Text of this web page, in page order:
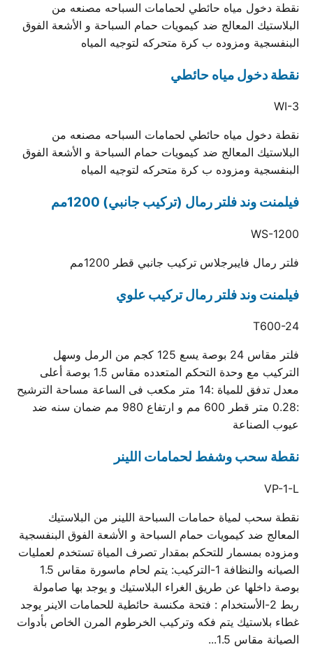
نقطة دخول مياه حائطي لحمامات السباحه مصنعه من
البلاستيك المعالج ضد كيمويات حمام السباحة و الأشعة الفوق
البنفسجية ومزوده ب كرة متحركه لتوجيه المياه
نقطة دخول مياه حائطي
WI-3
نقطة دخول مياه حائطي لحمامات السباحه مصنعه من
البلاستيك المعالج ضد كيمويات حمام السباحة و الأشعة الفوق
البنفسجية ومزوده ب كرة متحركه لتوجيه المياه
فيلمنت وند فلتر رمال (تركيب جانبي) 1200مم
WS-1200
فلتر رمال فايبرجلاس تركيب جانبي قطر 1200مم
فيلمنت وند فلتر رمال تركيب علوي
T600-24
فلتر مقاس 24 بوصة يسع 125 كجم من الرمل وسهل
التركيب مع وحدة التحكم المتعدده مقاس 1.5 بوصة أعلى
معدل تدفق للمياة :14 متر مكعب فى الساعة مساحة الترشيح
:0.28 متر قطر 600 مم و ارتفاع 980 مم ضمان سنه ضد
عيوب الصناعة
نقطة سحب وشفط لحمامات اللينر
VP-1-L
نقطة سحب لمياة حمامات السباحة اللينر من البلاستيك
المعالج ضد كيمويات حمام السباحة و الأشعة الفوق البنفسجية
ومزوده بمسمار للتحكم بمقدار تصرف المياة تستخدم لعمليات
الصيانه والنظافة 1-التركيب: يتم لحام ماسورة مقاس 1.5
بوصة داخلها عن طريق الغراء البلاستيك و يوجد بها صامولة
ربط 2-الأستخدام : فتحة مكنسة حائطية للحمامات الاينر يوجد
غطاء بلاستيك يتم فكه وتركيب الخرطوم المرن الخاص بأدوات
الصيانة مقاس 1.5...